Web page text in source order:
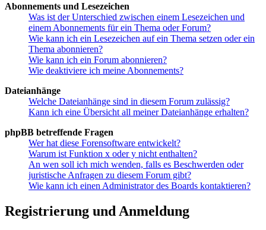
Abonnements und Lesezeichen
Was ist der Unterschied zwischen einem Lesezeichen und
einem Abonnements für ein Thema oder Forum?
Wie kann ich ein Lesezeichen auf ein Thema setzen oder ein
Thema abonnieren?
Wie kann ich ein Forum abonnieren?
Wie deaktiviere ich meine Abonnements?
Dateianhänge
Welche Dateianhänge sind in diesem Forum zulässig?
Kann ich eine Übersicht all meiner Dateianhänge erhalten?
phpBB betreffende Fragen
Wer hat diese Forensoftware entwickelt?
Warum ist Funktion x oder y nicht enthalten?
An wen soll ich mich wenden, falls es Beschwerden oder
juristische Anfragen zu diesem Forum gibt?
Wie kann ich einen Administrator des Boards kontaktieren?
Registrierung und Anmeldung